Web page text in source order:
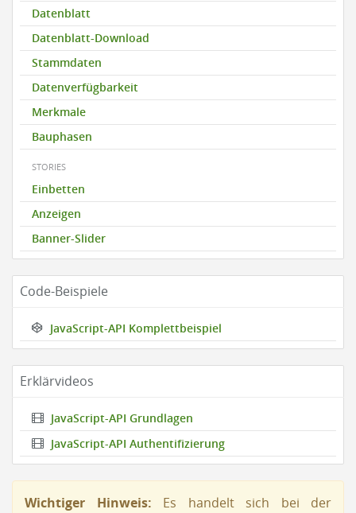
Datenblatt
Datenblatt-Download
Stammdaten
Datenverfügbarkeit
Merkmale
Bauphasen
STORIES
Einbetten
Anzeigen
Banner-Slider
Code-Beispiele
JavaScript-API Komplettbeispiel
Erklärvideos
JavaScript-API Grundlagen
JavaScript-API Authentifizierung
Wichtiger Hinweis: Es handelt sich bei der